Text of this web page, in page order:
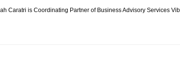
Caratri is Coordinating Partner of Business Advisory Services